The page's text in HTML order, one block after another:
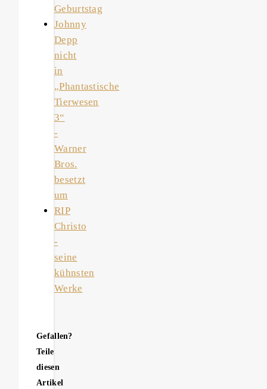
Geburtstag
Johnny
Depp
nicht
in
„Phantastische
Tierwesen
3“
-
Warner
Bros.
besetzt
um
RIP
Christo
-
seine
kühnsten
Werke
Gefallen?
Teile
diesen
Artikel